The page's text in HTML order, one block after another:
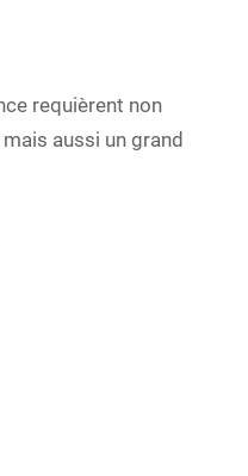
requièrent non
mais aussi un grand